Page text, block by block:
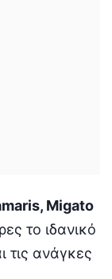
Migato
το ιδανικό
τις ανάγκες